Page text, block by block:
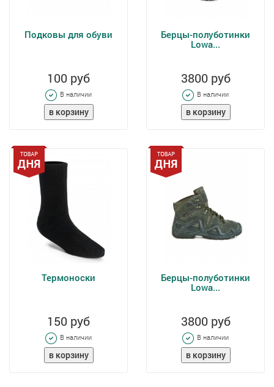
Подковы для обуви
100 руб
В наличии
Берцы-полуботинки
Lowa...
3800 руб
В наличии
Термоноски
150 руб
В наличии
Берцы-полуботинки
Lowa...
3800 руб
В наличии